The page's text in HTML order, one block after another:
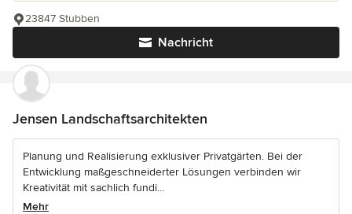
Nachricht
23847 Stubben
Jensen Landschaftsarchitekten
Planung und Realisierung exklusiver Privatgärten. Bei der
Entwicklung maßgeschneiderter Lösungen verbinden wir
Kreativität mit sachlich fundi...
Mehr